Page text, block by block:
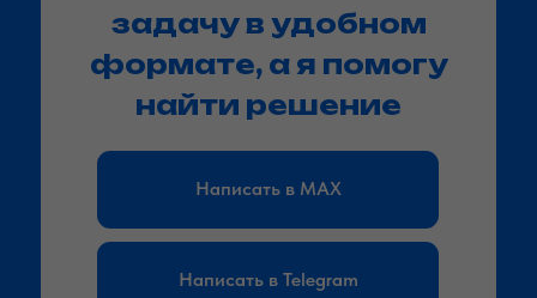
задачу в удобном
формате, а я помогу
найти решение
Написать в Telegram
Написать в Telegram
Написать в MAX